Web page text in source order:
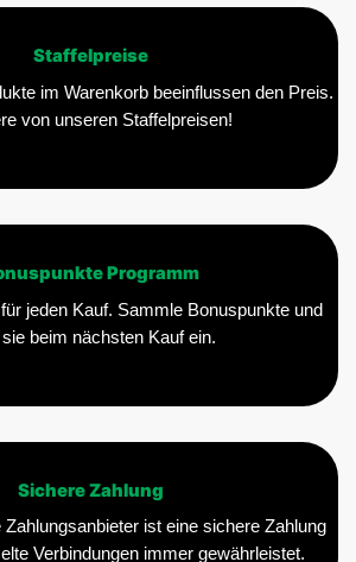
Staffelpreise
im Warenkorb beeinflussen den Preis.
von unseren Staffelpreisen!
Programm
jeden Kauf. Sammle Bonuspunkte und
beim nächsten Kauf ein.
Sichere Zahlung
ist eine sichere Zahlung
Verbindungen immer gewährleistet.